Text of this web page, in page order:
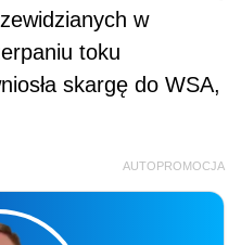
w
toku
skargę do WSA,
AUTOPROMOCJA